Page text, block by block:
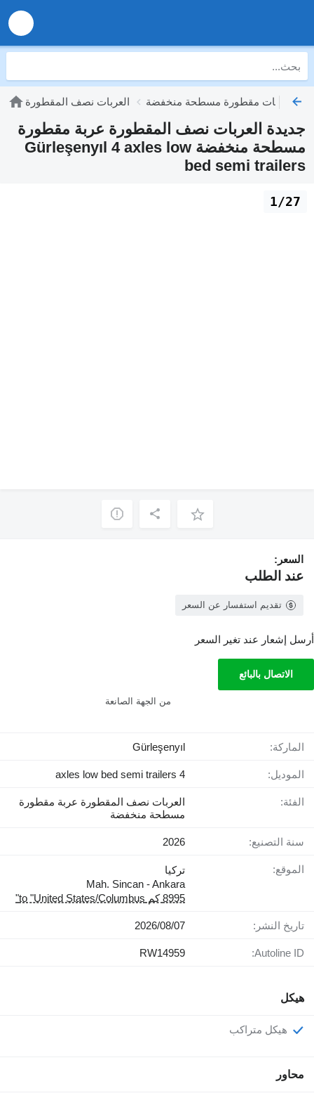
العربات نصف المقطورة عربات مقطورة مسطحة منخفضة
جديدة العربات نصف المقطورة عربة مقطورة
مسطحة منخفضة Gürleşenyıl 4 axles low
bed semi trailers
1/27
السعر:
عند الطلب
تقديم استفسار عن السعر
أرسل إشعار عند تغير السعر
الاتصال بالبائع
من الجهة الصانعة
الماركة: Gürleşenyıl
الموديل: 4 axles low bed semi trailers
الفئة:
العربات نصف المقطورة عربة مقطورة
مسطحة منخفضة
سنة التصنيع: 2026
الموقع:
تركيا
Mah. Sincan - Ankara
8995 كم to "United States/Columbus"
تاريخ النشر: 07‏/08‏/2026
Autoline ID:
RW14959
هيكل
هيكل متراكب
محاور